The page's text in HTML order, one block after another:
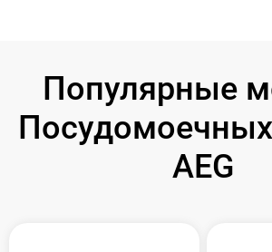
Популярные
AEG